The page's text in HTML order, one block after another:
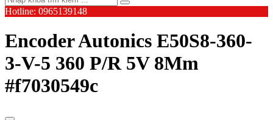
Hotline: 0965139148
Encoder Autonics E50S8-360-
3-V-5 360 P/R 5V 8Mm
#f7030549c